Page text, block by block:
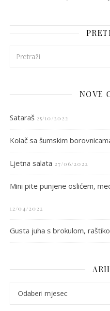
NOVE
Sataraš 25/10/2022
Kolač sa šumskim
Ljetna salata 27/06/2022
Mini pite punjene oslićem,
12/04/2022
Gusta juha s brokulom,